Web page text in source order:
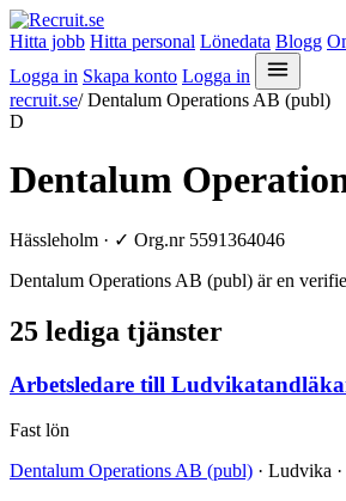
Hitta jobb Hitta personal Lönedata Blogg
Logga in Skapa konto Logga in
recruit.se/ Dentalum Operations AB (publ)
D
Dentalum
Hässleholm · ✓ Org.nr 5591364046
Dentalum Operations AB (publ) är en
25 lediga tjänster
Arbetsledare till
Fast lön
Dentalum Operations AB (publ) · Ludvika